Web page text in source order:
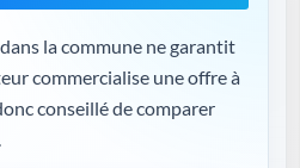
la commune ne garantit
commercialise une offre à